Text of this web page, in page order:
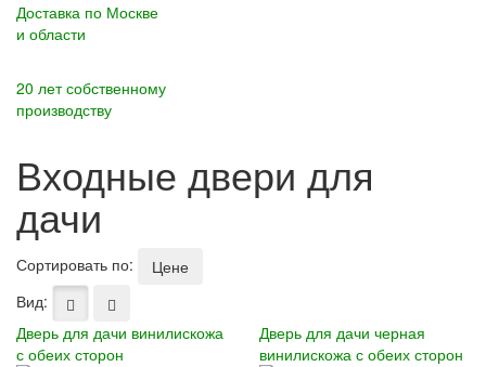
Доставка по Москве
и области
20 лет собственному
производству
Входные двери для
дачи
Сортировать по:
Цене
Вид:
Дверь для дачи винилискожа
с обеих сторон
Дверь для дачи черная
винилискожа с обеих сторон